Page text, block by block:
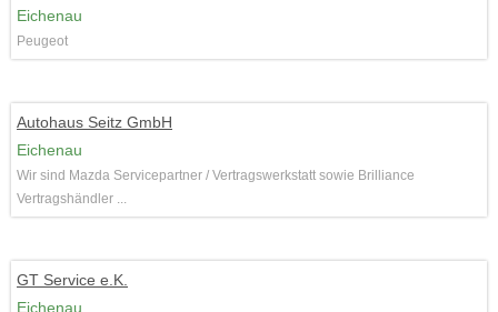
Eichenau
Peugeot
Autohaus Seitz GmbH
Eichenau
Wir sind Mazda Servicepartner / Vertragswerkstatt sowie Brilliance
Vertragshändler ...
GT Service e.K.
Eichenau